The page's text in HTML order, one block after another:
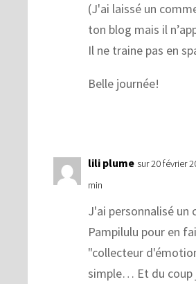
(J'ai laissé un
ton blog mais il
Il ne traine pas en
Belle journée!
lili plume sur 20 février
min
J'ai personnalisé un
Pampilulu pour en
"collecteur
simple… Et du coup